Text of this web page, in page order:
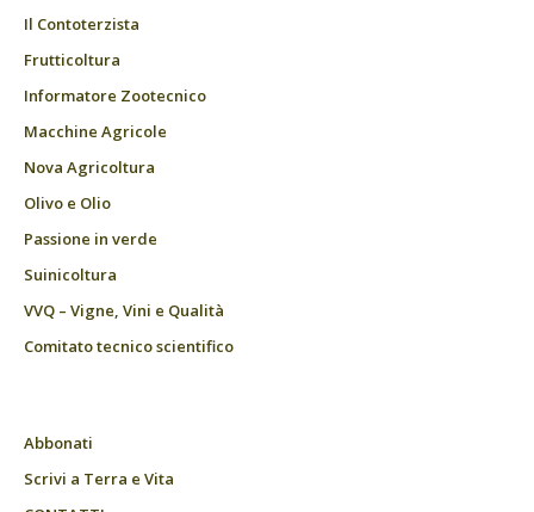
Il Contoterzista
Frutticoltura
Informatore Zootecnico
Macchine Agricole
Nova Agricoltura
Olivo e Olio
Passione in verde
Suinicoltura
VVQ – Vigne, Vini e Qualità
Comitato tecnico scientifico
Abbonati
Scrivi a Terra e Vita